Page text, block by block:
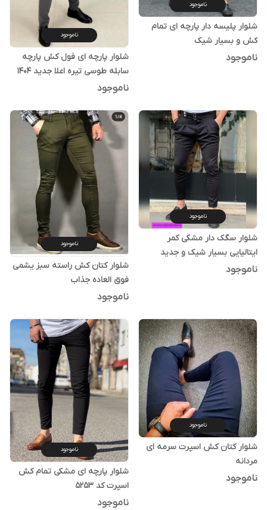
ناموجود
شلوار پلیسه دار پارچه ای تمام
کش و بسیار شیک
ناموجود
ناموجود
شلوار پارچه ای فول کش پارچه
سابله طوسی تیره اعلا جدید 1404
ناموجود
ناموجود
شلوار سگک دار مشکی کمر
ایتالیایی بسیار شیک و جدید
ناموجود
ناموجود
شلوار کتان کش راسته سبز یشمی
فوق العاده جذاب
ناموجود
ناموجود
شلوار کتان کش اسپرت سرمه ای
مردانه
ناموجود
ناموجود
شلوار پارچه ای مشکی تمام کش
اسپرت کد 5253
ناموجود